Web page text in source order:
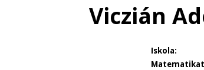
Viczián
Iskola: